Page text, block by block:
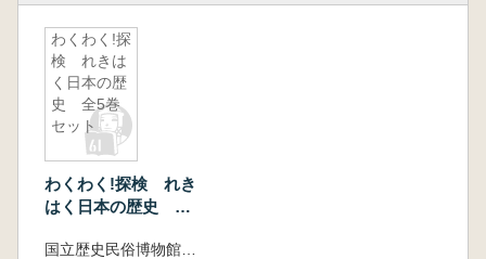
わくわく!探
検 れきは
く日本の歴
史 全5巻
セット
わくわく!探検 れき
はく日本の歴史 全5